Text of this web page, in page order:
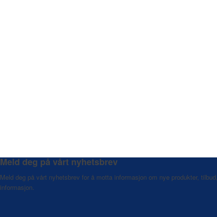
Meld deg på vårt nyhetsbrev
Meld deg på vårt nyhetsbrev for å motta informasjon om nye produkter,
informasjon.